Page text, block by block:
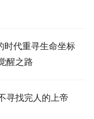
时代重寻生命坐标
醒之路
寻找完人的上帝